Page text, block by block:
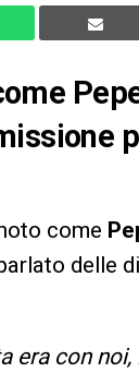
come
delle
era con